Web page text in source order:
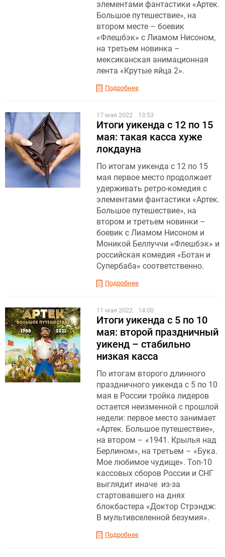
элементами фантастики «Артек.
Большое путешествие», на
втором месте – боевик
«Флешбэк» с Лиамом Нисоном,
на третьем новинка –
мексиканская анимационная
лента «Крутые яйца 2».
Подробнее
17 мая 2022 13:53
Итоги уикенда с 12 по 15
мая: такая касса хуже
локдауна
По итогам уикенда с 12 по 15
мая первое место продолжает
удерживать ретро-комедия с
элементами фантастики «Артек.
Большое путешествие», на
втором и третьем новинки –
боевик с Лиамом Нисоном и
Моникой Беллуччи «Флешбэк» и
российская комедия «Ботан и
Супербаба» соответственно.
Подробнее
11 мая 2022 14:00
Итоги уикенда с 5 по 10
мая: второй праздничный
уикенд – стабильно
низкая касса
По итогам второго длинного
праздничного уикенда с 5 по 10
мая в России тройка лидеров
остается неизменной с прошлой
недели: первое место занимает
«Артек. Большое путешествие»,
на втором – «1941. Крылья над
Берлином», на третьем – «Бука.
Мое любимое чудище». Топ-10
кассовых сборов России и СНГ
выглядит иначе из-за
стартовавшего на днях
блокбастера «Доктор Стрэндж:
В мультивселенной безумия».
Подробнее